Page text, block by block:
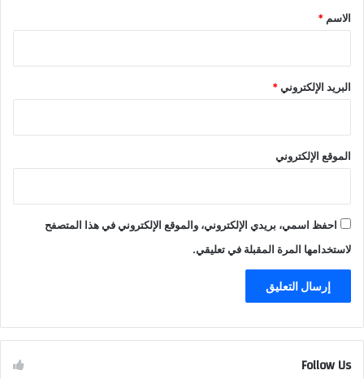
*
الاسم *
البريد الإلكتروني*
الموقع الإلكتروني
احفظ اسمي، بريدي الإلكتروني، والموقع الإلكتروني في هذا المتصفح
لاستخدامها المرة المقبلة في تعليقي.
Follow Us